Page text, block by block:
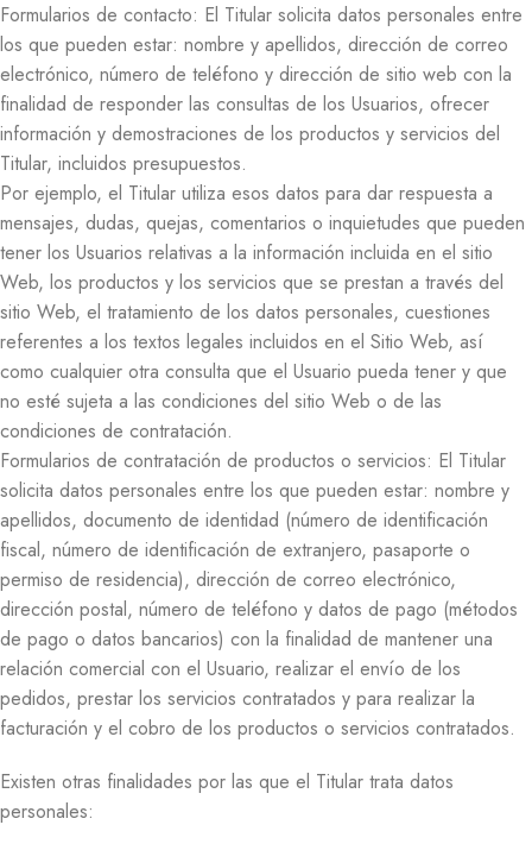
Formularios de contacto: El Titular solicita datos personales entre
los que pueden estar: nombre y apellidos, dirección de correo
electrónico, número de teléfono y dirección de sitio web con la
finalidad de responder las consultas de los Usuarios, ofrecer
información y demostraciones de los productos y servicios del
Titular, incluidos presupuestos.
Por ejemplo, el Titular utiliza esos datos para dar respuesta a
mensajes, dudas, quejas, comentarios o inquietudes que pueden
tener los Usuarios relativas a la información incluida en el sitio
Web, los productos y los servicios que se prestan a través del
sitio Web, el tratamiento de los datos personales, cuestiones
referentes a los textos legales incluidos en el Sitio Web, así
como cualquier otra consulta que el Usuario pueda tener y que
no esté sujeta a las condiciones del sitio Web o de las
condiciones de contratación.
Formularios de contratación de productos o servicios: El Titular
solicita datos personales entre los que pueden estar: nombre y
apellidos, documento de identidad (número de identificación
fiscal, número de identificación de extranjero, pasaporte o
permiso de residencia), dirección de correo electrónico,
dirección postal, número de teléfono y datos de pago (métodos
de pago o datos bancarios) con la finalidad de mantener una
relación comercial con el Usuario, realizar el envío de los
pedidos, prestar los servicios contratados y para realizar la
facturación y el cobro de los productos o servicios contratados.
Existen otras finalidades por las que el Titular trata datos
personales: